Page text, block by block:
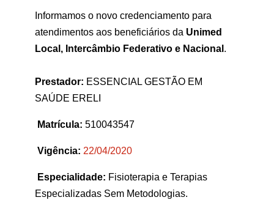
Informamos o novo credenciamento para
atendimentos aos beneficiários da Unimed
Local, Intercâmbio Federativo e Nacional .
Prestador: ESSENCIAL GESTÃO EM
SAÚDE ERELI
Matrícula: 510043547
Vigência: 22/04/2020
Especialidade: Fisioterapia e Terapias
Especializadas Sem Metodologias.